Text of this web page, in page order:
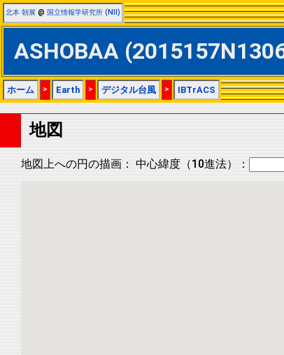
北本 朝展 @ 国立情報学研究所 (NII)
ASHOBAA
ホーム > Earth > デジタル台風 > IBTrACS
地図
地図上への円の描画： 中心緯度（10進法）：